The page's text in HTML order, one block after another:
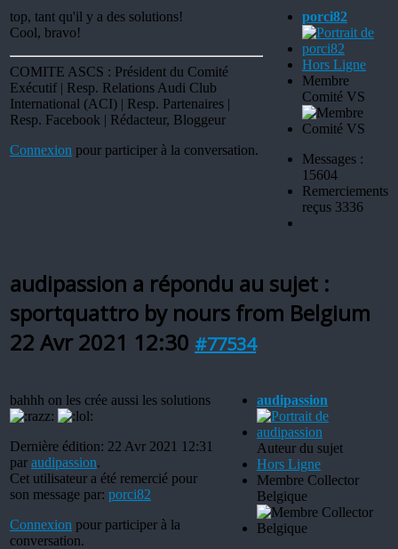
top, tant qu'il y a des solutions!
Cool, bravo!
COMITE ASCS : Président du Comité
Exécutif | Resp. Relations Audi Club
International (ACI) | Resp. Partenaires |
Resp. Facebook | Rédacteur, Bloggeur
Connexion pour participer à la conversation.
porci82
Hors Ligne
Membre
Comité VS
Messages :
15604
Remerciements
reçus 3336
audipassion a répondu au sujet :
sportquattro by nours from Belgium
22 Avr 2021 12:30 #77534
bahhh on les crée aussi les solutions
Dernière édition: 22 Avr 2021 12:31
par audipassion.
Cet utilisateur a été remercié pour
son message par: porci82
Connexion pour participer à la
conversation.
audipassion
Auteur du sujet
Hors Ligne
Membre Collector
Belgique